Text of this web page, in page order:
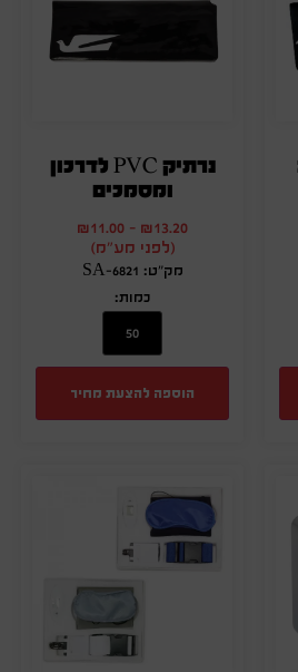
נרתיק PVC לדרכון
ומסמכים
₪13.20
-
₪11.00
(לפני מע"מ)
מק"ט: SA-6821
כמות:
הוספה להצעת מחיר